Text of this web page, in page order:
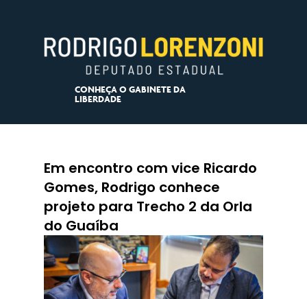
CONHEÇA O GABINETE DA
LIBERDADE
Em encontro com vice Ricardo
Gomes, Rodrigo conhece
projeto para Trecho 2 da Orla
do Guaíba